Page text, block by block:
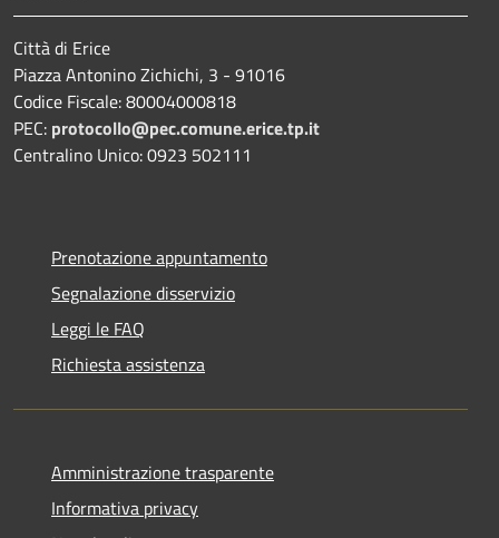
Città di Erice
Piazza Antonino Zichichi, 3 - 91016
Codice Fiscale: 80004000818
PEC: protocollo@pec.comune.erice.tp.it
Centralino Unico: 0923 502111
Prenotazione appuntamento
Segnalazione disservizio
Leggi le FAQ
Richiesta assistenza
Amministrazione trasparente
Informativa privacy